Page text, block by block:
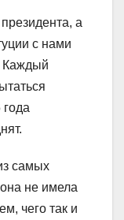
а
с нами
Каждый
года
самых
не имела
чего так и